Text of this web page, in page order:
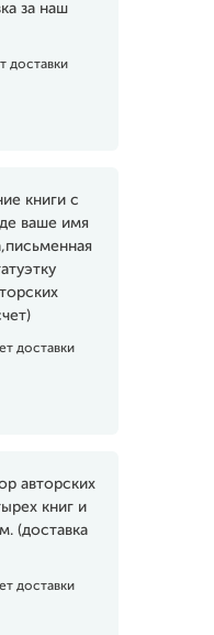
за наш
доставки
книги с
ваше имя
доставки
авторских
книг и
(доставка
доставки